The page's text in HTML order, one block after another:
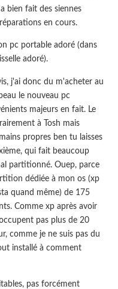
bien fait des siennes
en cours.
pc portable adoré (dans
adoré).
j'ai donc du m'acheter au
le nouveau pc
majeurs en fait. Le
à Tosh mais
propres ben tu laisses
qui fait beaucoup
partitionné. Ouep, parce
dédiée à mon os (xp
quand même) de 175
Comme xp après avoir
pas plus de 20
comme je ne suis pas du
installé à comment
pas forcément